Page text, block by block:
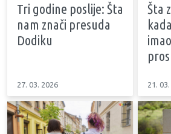
Tri godine poslije: Šta
nam znači presuda
Dodiku
27. 03. 2026
Šta
21.